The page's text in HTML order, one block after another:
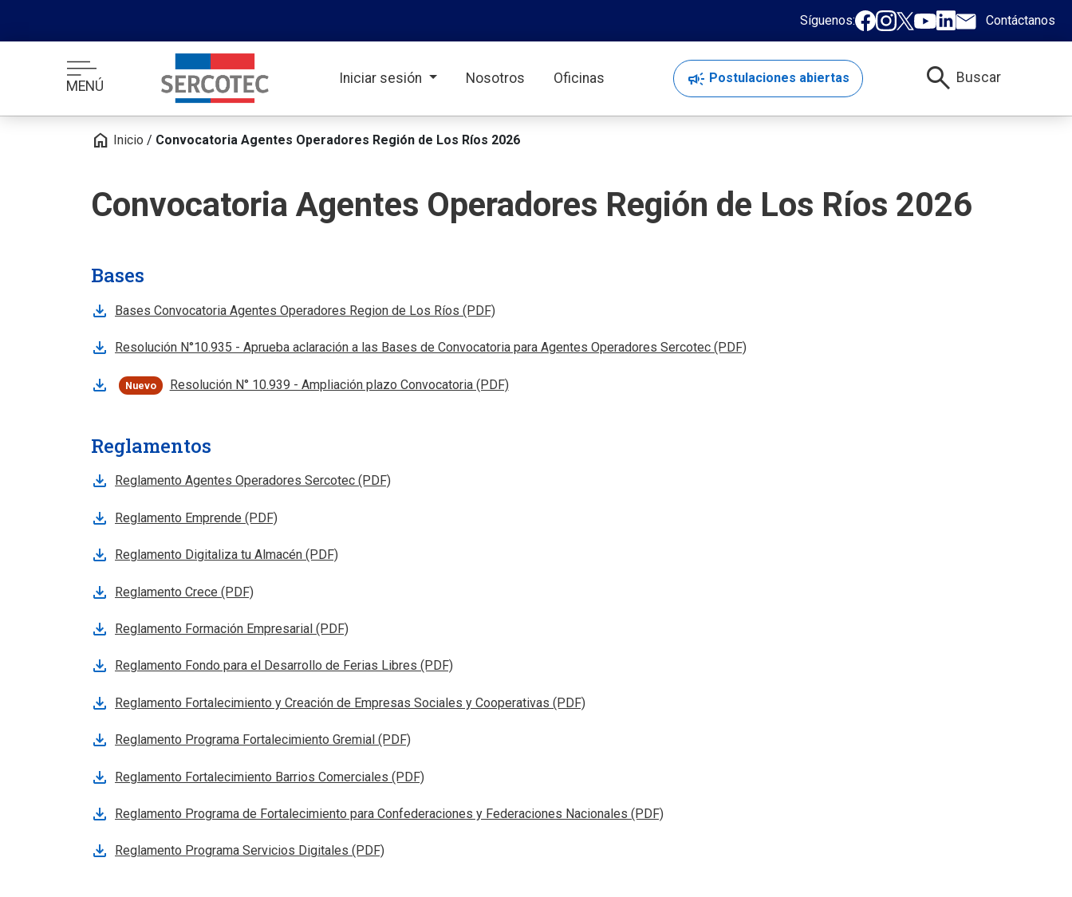
Síguenos: Contáctanos
MENÚ Iniciar sesión Nosotros Oficinas campaign Postulaciones abiertas search Buscar
home Inicio / Convocatoria Agentes Operadores Región de Los Ríos 2026
Convocatoria Agentes Operadores Región de Los Ríos 2026
Bases
Bases Convocatoria Agentes Operadores Region de Los Ríos (PDF), abre en nueva pestaña
Resolución N°10.935 - Aprueba aclaración a las Bases de Convocatoria para Agentes Operadores Sercotec (PDF), abre en nueva pestana
Nuevo Resolución N° 10.939 - Ampliación plazo Convocatoria (PDF), abre en nueva pestana
Reglamentos
Reglamento Agentes Operadores Sercotec (PDF)
Reglamento Emprende (PDF)
Reglamento Digitaliza tu Almacén (PDF)
Reglamento Crece (PDF)
Reglamento Formación Empresarial (PDF)
Reglamento Fondo para el Desarrollo de Ferias Libres (PDF)
Reglamento Fortalecimiento y Creación de Empresas Sociales y Cooperativas (PDF)
Reglamento Programa Fortalecimiento Gremial (PDF)
Reglamento Fortalecimiento Barrios Comerciales (PDF)
Reglamento Programa de Fortalecimiento para Confederaciones y Federaciones Nacionales (PDF)
Reglamento Programa Servicios Digitales (PDF)